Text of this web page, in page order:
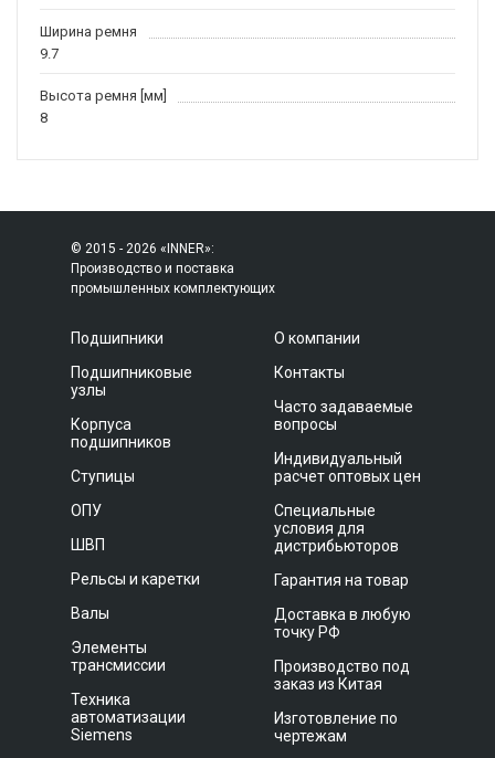
Ширина ремня
9.7
Высота ремня [мм]
8
© 2015 - 2026 «INNER»:
Производство и поставка
промышленных комплектующих
Подшипники
Подшипниковые
узлы
Корпуса
подшипников
Ступицы
ОПУ
ШВП
Рельсы и каретки
Валы
Элементы
трансмиссии
Техника
автоматизации
Siemens
О компании
Контакты
Часто задаваемые
вопросы
Индивидуальный
расчет оптовых цен
Специальные
условия для
дистрибьюторов
Гарантия на товар
Доставка в любую
точку РФ
Производство под
заказ из Китая
Изготовление по
чертежам